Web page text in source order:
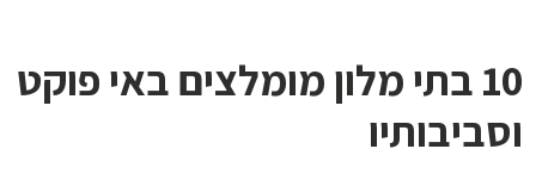
10 בתי מלון מומלצים באי פוקט
וסביבותיו